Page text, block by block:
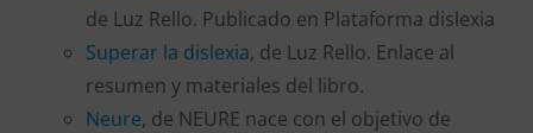
de Luz Rello. Publicado en Plataforma dislexia
Superar la dislexia, de Luz Rello. Enlace al
resumen y materiales del libro.
Neure, de NEURE nace con el objetivo de